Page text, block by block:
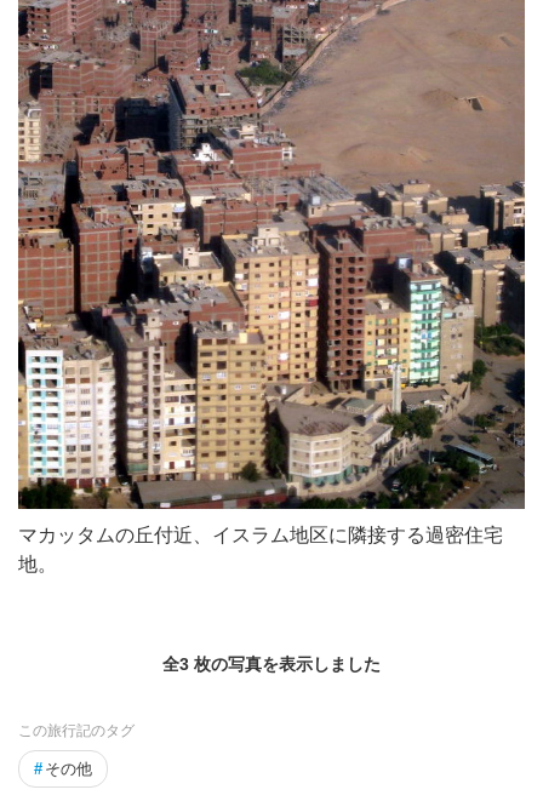
マカッタムの丘付近、イスラム地区に隣接する過密住宅
地。
全3 枚の写真を表示しました
この旅行記のタグ
# その他